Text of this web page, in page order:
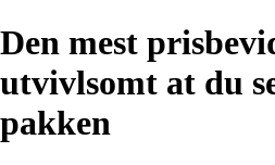
Den mest
utvivlsomt at du
pakken